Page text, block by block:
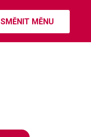
SMĚNIT MĚNU